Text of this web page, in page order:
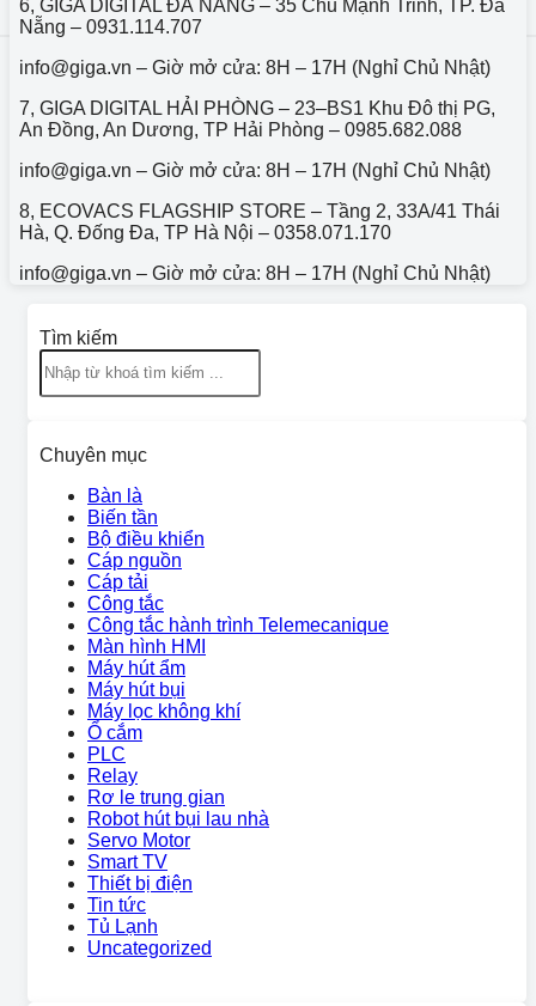
6, GIGA DIGITAL ĐÀ NẴNG – 35 Chu Mạnh Trinh, TP. Đà
Nẵng – 0931.114.707
info@giga.vn – Giờ mở cửa: 8H – 17H (Nghỉ Chủ Nhật)
7, GIGA DIGITAL HẢI PHÒNG – 23–BS1 Khu Đô thị PG,
An Đồng, An Dương, TP Hải Phòng – 0985.682.088
info@giga.vn – Giờ mở cửa: 8H – 17H (Nghỉ Chủ Nhật)
8, ECOVACS FLAGSHIP STORE – Tầng 2, 33A/41 Thái
Hà, Q. Đống Đa, TP Hà Nội – 0358.071.170
info@giga.vn – Giờ mở cửa: 8H – 17H (Nghỉ Chủ Nhật)
Tìm kiếm
Chuyên mục
Bàn là
Biến tần
Bộ điều khiển
Cáp nguồn
Cáp tải
Công tắc
Công tắc hành trình Telemecanique
Màn hình HMI
Máy hút ẩm
Máy hút bụi
Máy lọc không khí
Ổ cắm
PLC
Relay
Rơ le trung gian
Robot hút bụi lau nhà
Servo Motor
Smart TV
Thiết bị điện
Tin tức
Tủ Lạnh
Uncategorized